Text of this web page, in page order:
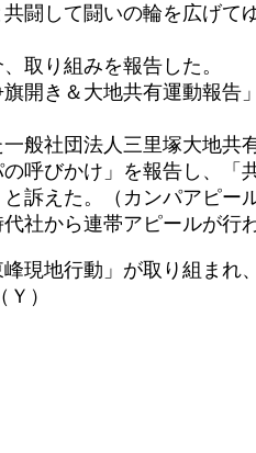
闘して闘いの輪を広げて
取り組みを報告した。
き＆大地共有運動報告
社団法人三里塚大地共
呼びかけ」を報告し、「
訴えた。（カンパアピー
社から連帯アピールが行わ
地行動」が取り組まれ
）